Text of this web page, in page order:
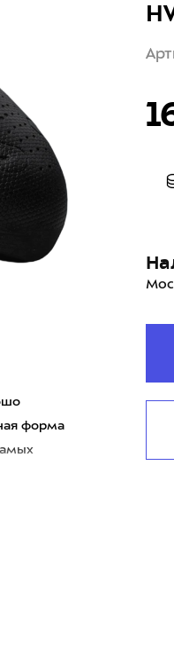
форма